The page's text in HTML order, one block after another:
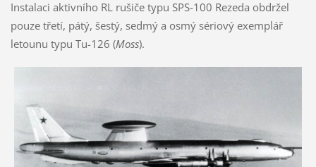
Instalaci aktivního RL rušiče typu SPS-100 Rezeda obdržel
pouze třetí, pátý, šestý, sedmý a osmý sériový exemplář
letounu typu Tu-126 (Moss).